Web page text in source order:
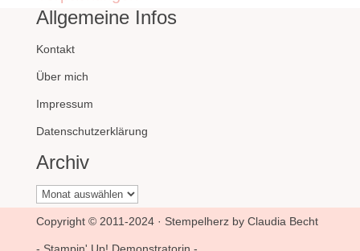
Allgemeine Infos
Kontakt
Über mich
Impressum
Datenschutzerklärung
Archiv
Archiv
Copyright © 2011-2024 · Stempelherz by Claudia Becht